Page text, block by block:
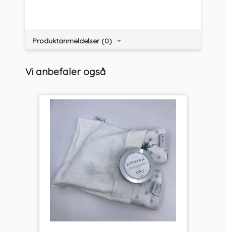
Produktanmeldelser (0)
Vi anbefaler også